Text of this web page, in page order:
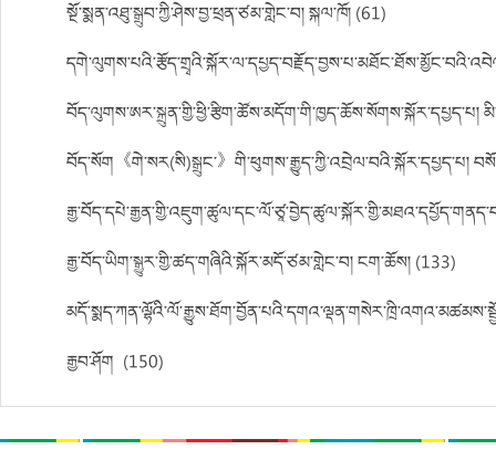
སྔོ་སྨན་འཐུ་སྒྲུབ་ཀྱི་ཤེས་བྱ་ཕྲན་ཙམ་གླེང་བ། སྐལ་ཁོ། (61)
བོད་ལུགས་ཨར་སྐྲུན་གྱི་ཕྱི་རྩིག་ཚོས་མདོག་གི་ཁྱད་ཆོས་སོགས་སྐོར་དཔྱད་པ།
བོད་སོག《གེ་སར(སི)སྒྲུང་》གི་ཕུགས་རྒྱུད་ཀྱི་འབྲེལ་བའི་སྐོར་དཔྱད་པ།
རྒྱ་བོད་ཡིག་སྒྱུར་གྱི་ཚད་གཞིའི་སྐོར་མདོ་ཙམ་གླེང་བ། ངག་ཆོས། (133)
རྒྱབ་ཤོག། (150)